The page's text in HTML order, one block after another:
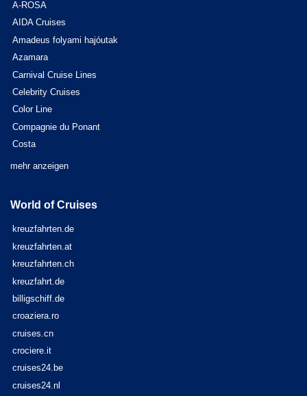
A-ROSA
AIDA Cruises
Amadeus folyami hajóutak
Azamara
Carnival Cruise Lines
Celebrity Cruises
Color Line
Compagnie du Ponant
Costa
mehr anzeigen
World of Cruises
kreuzfahrten.de
kreuzfahrten.at
kreuzfahrten.ch
kreuzfahrt.de
billigschiff.de
croaziera.ro
cruises.cn
crociere.it
cruises24.be
cruises24.nl